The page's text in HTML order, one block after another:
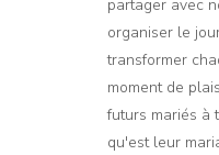
partager avec
organiser le
transformer
moment de
futurs mariés à
qu'est leur